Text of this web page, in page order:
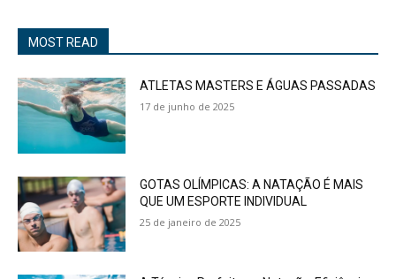
MOST READ
ATLETAS MASTERS E ÁGUAS PASSADAS
17 de junho de 2025
GOTAS OLÍMPICAS: A NATAÇÃO É MAIS
QUE UM ESPORTE INDIVIDUAL
25 de janeiro de 2025